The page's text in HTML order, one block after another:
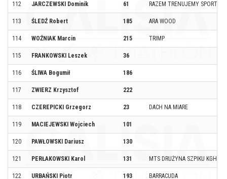
112 JARCZEWSKI Dominik 61 RAZEM TRENUJEMY SPORT
113 ŚLEDŹ Robert 185 ARA WOOD
114 WOŹNIAK Marcin 215 TRIMP
115 FRANKOWSKI Leszek 36
116 ŚLIWA Bogumił 186
117 ZWIERZ Krzysztof 222
118 CZEREPICKI Grzegorz 23 DACH NA MIARE
119 MACIEJEWSKI Wojciech 101
120 PAWŁOWSKI Dariusz 130
121 PERŁAKOWSKI Karol 131 MTS DRUŻYNA SZPIKU KGHM
122 URBAŃSKI Piotr 193 BARRACUDA